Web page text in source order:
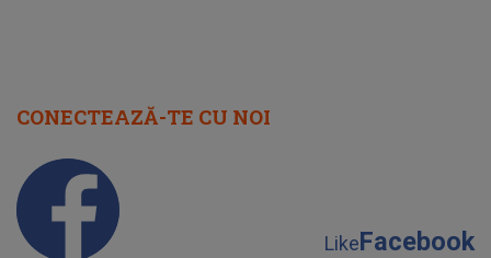
CONECTEAZĂ-TE CU NOI
LikeFacebook